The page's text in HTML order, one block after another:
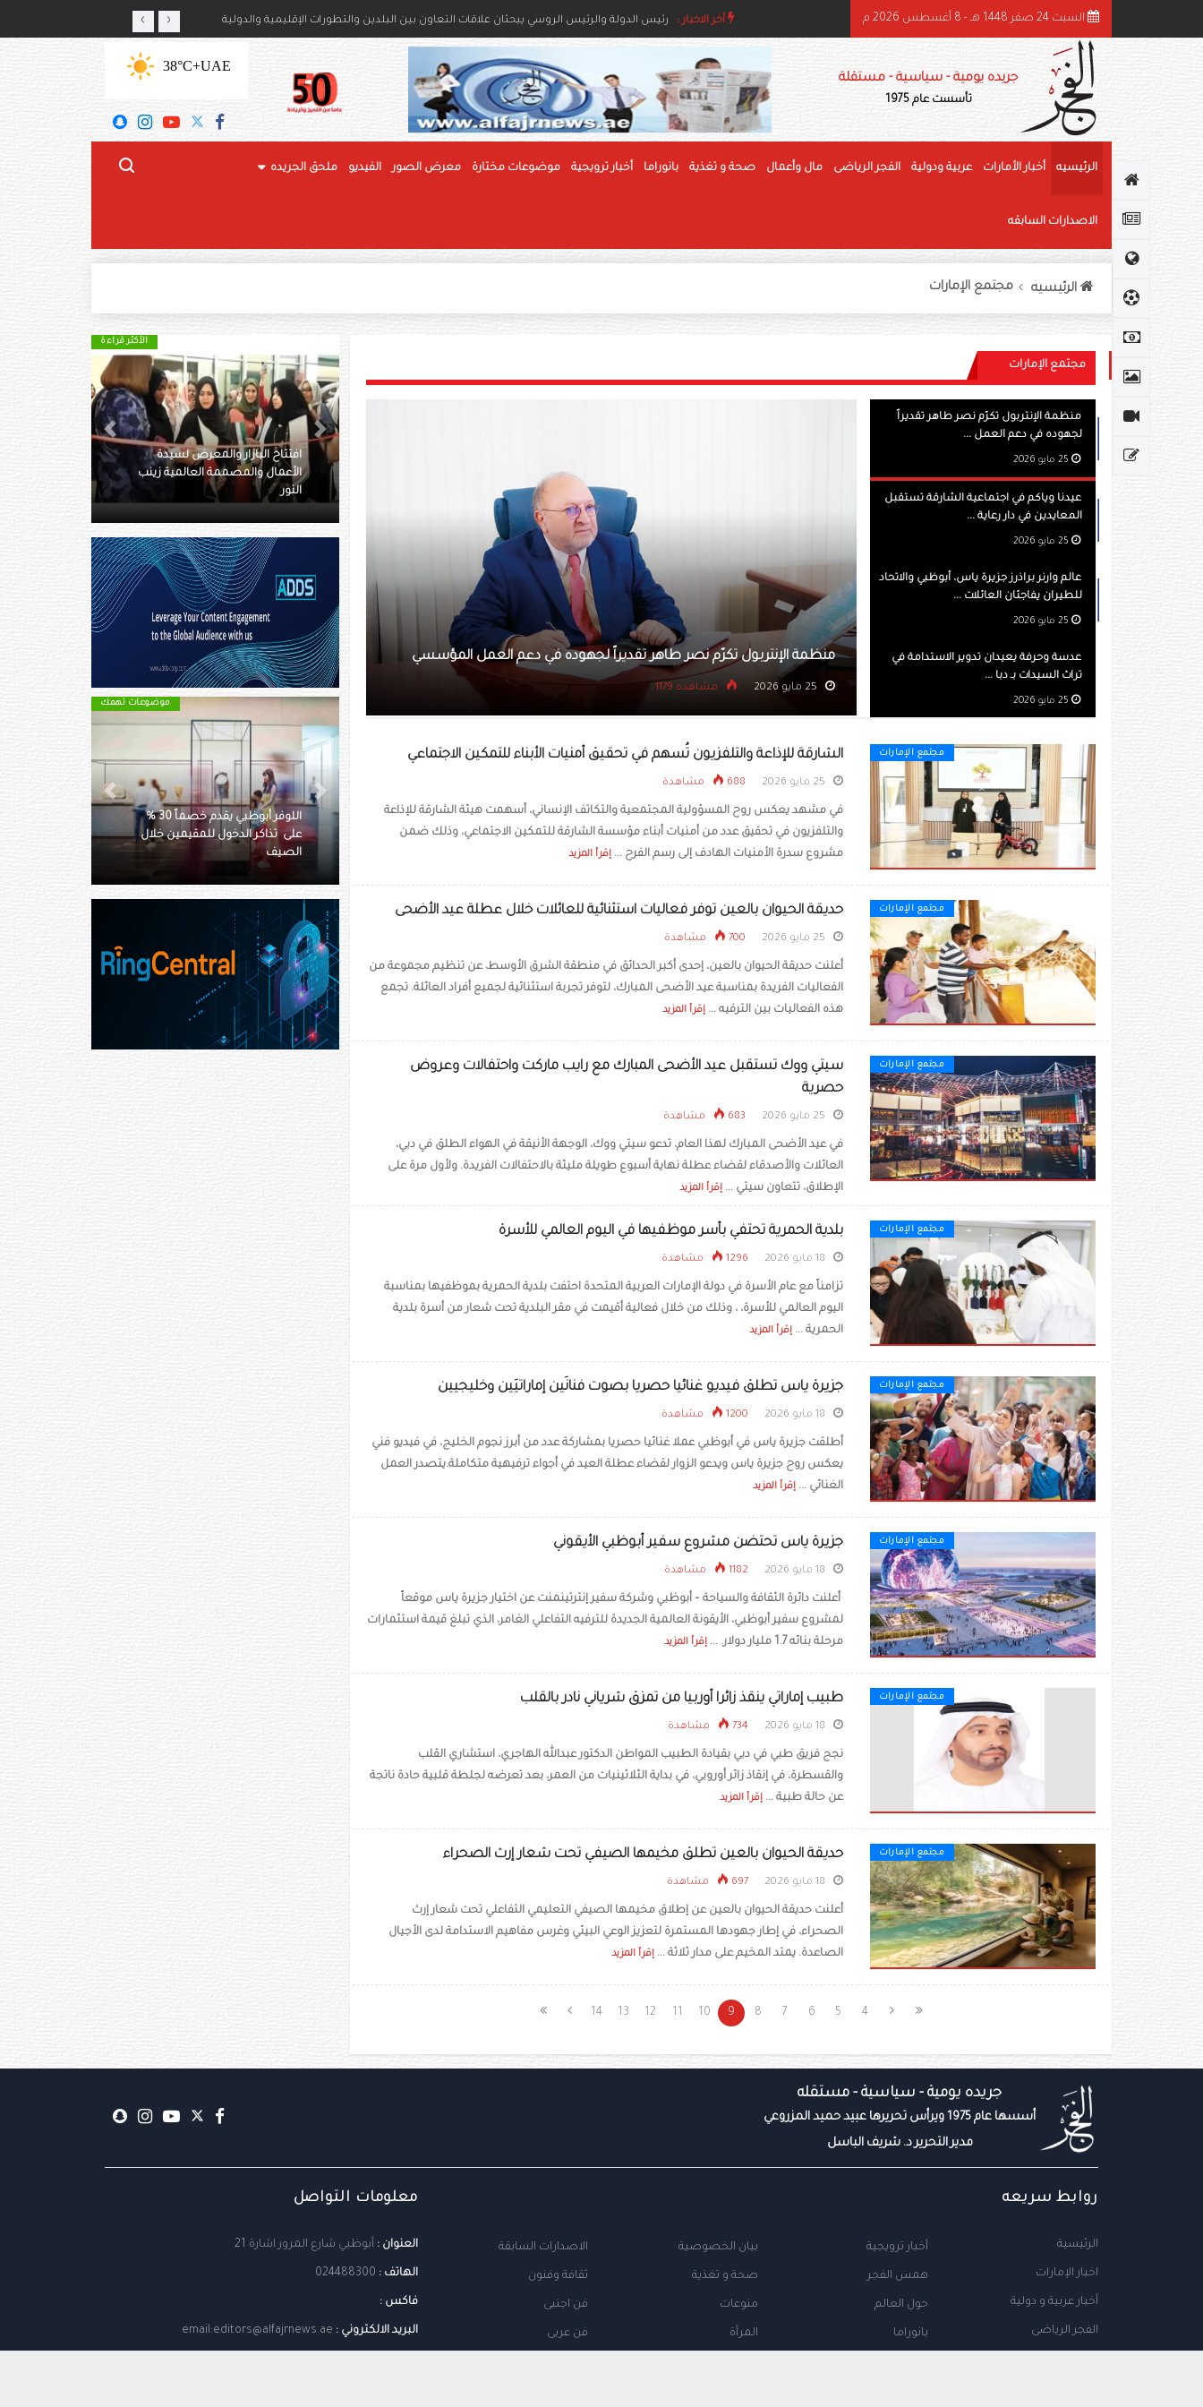
أخر الاخبار :
رئيس الدولة ونائباه يعزون خادم الحرمين بوفاة والدة الأمير حمود بن سعود بن عبدالعزيز آل سعود الدولة ونائباه يهنئون رئيس كوت ديفوار بذكرى استقلال بلاده ‹ › السبت 24 صفر 1448 هـ - 8 أغسطس 2026 م
جريده يومية - سياسية - مستقلة
تأسست عام 1975
UAE
+38°C
الرئيسيه أخبار الأمارات عربية ودولية الفجر الرياضى مال وأعمال صحة و تغذية بانوراما أخبار ترويجية موضوعات مختارة معرض الصور الفيديو ملحق الجريده
الاصدارات السابقه
الرئيسيه مجتمع الإمارات
مجتمع الإمارات
منظمة الإنتربول تكرّم نصر طاهر تقديراً
لجهوده في دعم العمل ...
عيدنا وياكم في اجتماعية الشارقة تستقبل
المعايدين في دار رعاية ...
عالم وارنر براذرز جزيرة ياس، أبوظبي والاتحاد
للطيران يفاجئان العائلات ...
عدسة وحرفة يعيدان تدوير الاستدامة في
تراث السيدات بـ دبا ...
تكرّم نصر طاهر تقديراً لجهوده في دعم العمل المؤسسي عيدنا وياكم في اجتماعية الشارقة تستقبل المعايدين في دار رعاية المسنين
25 مايو 2026 مشاهده 730
مجتمع الإمارات الشارقة للإذاعة والتلفزيون تُسهم في تحقيق أمنيات الأبناء للتمكين الاجتماعي
688 مشاهدة
في مشهد يعكس روح المسؤولية المجتمعية والتكاتف الإنساني، أسهمت هيئة الشارقة للإذاعة
والتلفزيون في تحقيق عدد من أمنيات أبناء مؤسسة الشارقة للتمكين الاجتماعي، وذلك ضمن
مشروع سدرة الأمنيات الهادف إلى رسم الفرح ... إقرأ المزيد
مجتمع الإمارات حديقة الحيوان بالعين توفر فعاليات استثنائية للعائلات خلال عطلة عيد الأضحى
700 مشاهدة
أعلنت حديقة الحيوان بالعين، إحدى أكبر الحدائق في منطقة الشرق الأوسط، عن تنظيم مجموعة من
الفعاليات الفريدة بمناسبة عيد الأضحى المبارك، لتوفر تجربة استثنائية لجميع أفراد العائلة. تجمع
هذه الفعاليات بين الترفيه ... إقرأ المزيد
مجتمع الإمارات
سيتي ووك تستقبل عيد الأضحى المبارك مع رايب ماركت واحتفالات وعروض
حصرية
683 مشاهدة
في عيد الأضحى المبارك لهذا العام، تدعو سيتي ووك، الوجهة الأنيقة في الهواء الطلق في دبي،
العائلات والأصدقاء لقضاء عطلة نهاية أسبوع طويلة مليئة بالاحتفالات الفريدة. ولأول مرة على
الإطلاق، تتعاون سيتي ... إقرأ المزيد
مجتمع الإمارات بلدية الحمرية تحتفي بأسر موظفيها في اليوم العالمي للأسرة
1296 مشاهدة
تزامناً مع عام الأسرة في دولة الإمارات العربية المتحدة احتفت بلدية الحمرية بموظفيها بمناسبة
اليوم العالمي للأسرة، ، وذلك من خلال فعالية أقيمت في مقر البلدية تحت شعار من أسرة بلدية
الحمرية ... إقرأ المزيد
مجتمع الإمارات جزيرة ياس تطلق فيديو غنائيا حصريا بصوت فنانَين إماراتيَين وخليجيين
1200 مشاهدة
أطلقت جزيرة ياس في أبوظبي عملا غنائيا حصريا بمشاركة عدد من أبرز نجوم الخليج، في فيديو فني
يعكس روح جزيرة ياس ويدعو الزوار لقضاء عطلة العيد في أجواء ترفيهية متكاملة.يتصدر العمل
الغنائي ... إقرأ المزيد
مجتمع الإمارات جزيرة ياس تحتضن مشروع سفير أبوظبي الأيقوني
1182 مشاهدة
أعلنت دائرة الثقافة والسياحة – أبوظبي وشركة سفير إنترتينمنت عن اختيار جزيرة ياس موقعاً
لمشروع سفير أبوظبي، الأيقونة العالمية الجديدة للترفيه التفاعلي الغامر، الذي تبلغ قيمة استثمارات
مرحلة بنائه 1.7 مليار دولار. ...
إقرأ المزيد
مجتمع الإمارات طبيب إماراتي ينقذ زائرا أوربيا من تمزق شرياني نادر بالقلب
734 مشاهدة
نجح فريق طبي في دبي بقيادة الطبيب المواطن الدكتور عبدالله الهاجري، استشاري القلب
والقسطرة، في إنقاذ زائر أوروبي، في بداية الثلاثينيات من العمر، بعد تعرضه لجلطة قلبية حادة ناتجة
عن حالة طبية ... إقرأ المزيد
مجتمع الإمارات حديقة الحيوان بالعين تطلق مخيمها الصيفي تحت شعار إرث الصحراء
697 مشاهدة
أعلنت حديقة الحيوان بالعين عن إطلاق مخيمها الصيفي التعليمي التفاعلي تحت شعار إرث
الصحراء، في إطار جهودها المستمرة لتعزيز الوعي البيئي وغرس مفاهيم الاستدامة لدى الأجيال
الصاعدة. يمتد المخيم على مدار ثلاثة ... إقرأ المزيد
4
5
6
7
8
9
10
11
12
13
14
القرية العالمية تطلق باقات الرحلات
المدرسية لموسمها 27
Previous
Next
موضوعات تهمك
على تذاكر الدخول للمقيمين خلال
موضوعات تهمك
أسيكس تستعرض آفاق رياضة
التنس في دبي عبر فعالية استثنائية
في متحف المستقبل
Previous
Next
جريده يومية - سياسية - مستقله
أسسها عام 1975 ويرأس تحريرها عبيد حميد المزروعي
مدير التحرير د. شريف الباسل
روابط سريعه
الرئيسية
اخبار الإمارات
أخبار عربية و دولية
الفجر الرياضى
أخبار ترويجية
همس الفجر
حول العالم
بانوراما
بيان الخصوصية
صحة و تغذية
منوعات
المرأة
الاصدارات السابقة
ثقافة وفنون
فن اجنبى
فن عربى
معلومات التواصل
العنوان : أبوظبي شارع المرور اشارة 21
الهاتف : 024488300
فاكس :
البريد الالكتروني : email:editors@alfajrnews.ae